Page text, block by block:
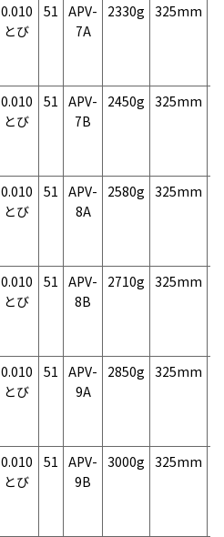
0.010
とび
51 APV-
7A
2330g 325mm
0.010
とび
51 APV-
7B
2450g 325mm
0.010
とび
51 APV-
8A
2580g 325mm
0.010
とび
51 APV-
8B
2710g 325mm
0.010
とび
51 APV-
9A
2850g 325mm
0.010
とび
51 APV-
9B
3000g 325mm